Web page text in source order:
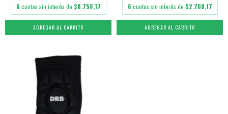
6 cuotas sin interés de $8.758,17
6 cuotas sin interés de $2.708,17